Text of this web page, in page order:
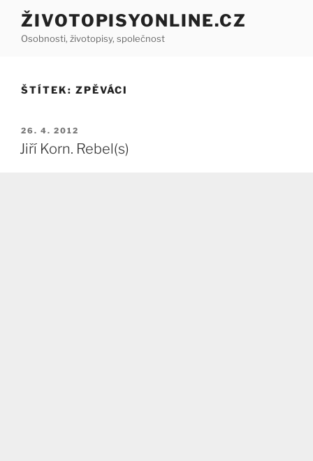
Přejít
obsahu
ŽIVOTOPISYONLINE.CZ
Osobnosti, životopisy, společnost
ŠTÍTEK: ZPĚVÁCI
PUBLIKOVÁNO
26. 4. 2012
Jiří Korn. Rebel(s)